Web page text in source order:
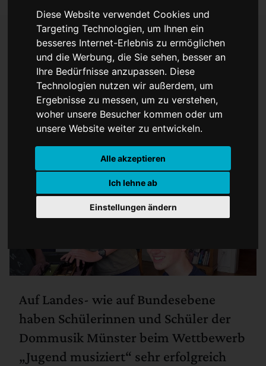
Diese Website verwendet Cookies und
Targeting Technologien, um Ihnen ein
besseres Internet-Erlebnis zu ermöglichen
und die Werbung, die Sie sehen, besser an
Ihre Bedürfnisse anzupassen. Diese
Technologien nutzen wir außerdem, um
Ergebnisse zu messen, um zu verstehen,
woher unsere Besucher kommen oder um
unsere Website weiter zu entwickeln.
Alle akzeptieren
Ich lehne ab
Einstellungen ändern
Dommusik Münster
erfolgreich bei „Jugend
musiziert“
Auf Landes- wie auf Bundesebene
haben Schülerinnen und Schüler der
Dommusik Münster beim Wettbewerb
„Jugend musiziert“ sehr erfolgreich